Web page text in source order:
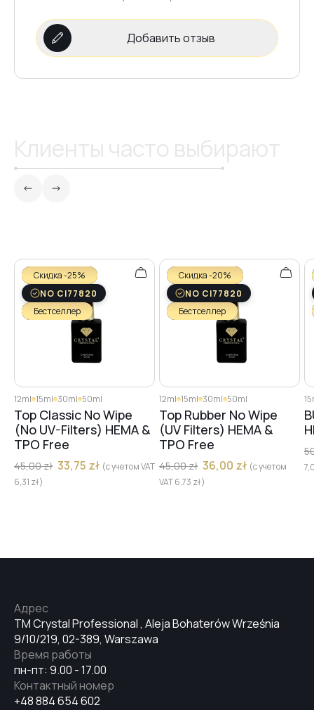
Добавить отзыв
Скидка -25%
NO CI77820
Бестселлер
12ml 15ml 30ml 50ml
Top Classic No Wipe
(No UV-Filters) HEMA &
TPO Free
45,00zł 33,75 zł (с учетом VAT
6,31 zł)
Скидка -20%
NO CI77820
Бестселлер
12ml 15ml 30ml 50ml
Top Rubber No Wipe
(UV Filters) HEMA &
TPO Free
45,00zł 36,00 zł (с учетом
VAT6,73 zł)
TM Crystal Professional , Aleja Bohaterów Września
9/10/219, 02-389, Warszawa
Адрес
пн-пт: 9.00 - 17.00
Время работы
+48 884 654 602
Контактный номер